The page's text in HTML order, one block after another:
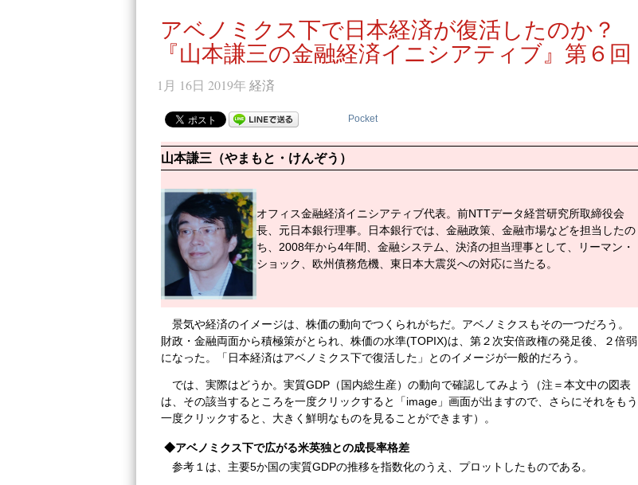
アベノミクス下で日本経済が復活したのか？
『山本謙三の金融経済イニシアティブ』第６回
1月 16日 2019年 経済
Pocket
山本謙三（やまもと・けんぞう）
オフィス金融経済イニシアティブ代表。前NTTデータ経営研究所取締役会
長、元日本銀行理事。日本銀行では、金融政策、金融市場などを担当したの
ち、2008年から4年間、金融システム、決済の担当理事として、リーマン・
ショック、欧州債務危機、東日本大震災への対応に当たる。
景気や経済のイメージは、株価の動向でつくられがちだ。アベノミクスもその一つだろう。
財政・金融両面から積極策がとられ、株価の水準(TOPIX)は、第２次安倍政権の発足後、２倍弱
になった。「日本経済はアベノミクス下で復活した」とのイメージが一般的だろう。
では、実際はどうか。実質GDP（国内総生産）の動向で確認してみよう（注＝本文中の図表
は、その該当するところを一度クリックすると「image」画面が出ますので、さらにそれをもう
一度クリックすると、大きく鮮明なものを見ることができます）。
◆アベノミクス下で広がる米英独との成長率格差
参考１は、主要5か国の実質GDPの推移を指数化のうえ、プロットしたものである。